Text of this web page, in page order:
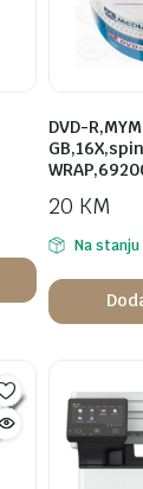
DVD-
20 KM
Na stanju